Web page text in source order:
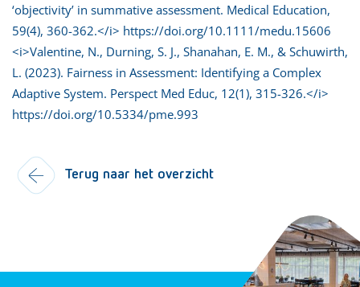
‘objectivity’ in summative assessment. Medical Education,
59(4), 360-362.</i> https://doi.org/10.1111/medu.15606
<i>Valentine, N., Durning, S. J., Shanahan, E. M., & Schuwirth,
L. (2023). Fairness in Assessment: Identifying a Complex
Adaptive System. Perspect Med Educ, 12(1), 315-326.</i>
https://doi.org/10.5334/pme.993
Terug naar het overzicht